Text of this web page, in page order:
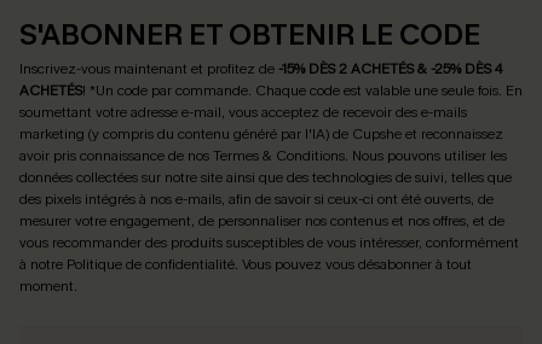
S'ABONNER ET OBTENIR LE CODE
Inscrivez-vous maintenant et profitez de -15% DÈS 2 ACHETÉS & -25% DÈS 4
ACHETÉS! *Un code par commande. Chaque code est valable une seule fois. En
soumettant votre adresse e-mail, vous acceptez de recevoir des e-mails
marketing (y compris du contenu généré par l'IA) de Cupshe et reconnaissez
avoir pris connaissance de nosTermes & Conditions. Nous pouvons utiliser les
données collectées sur notre site ainsi que des technologies de suivi, telles que
des pixels intégrés à nos e-mails, afin de savoir si ceux-ci ont été ouverts, de
mesurer votre engagement, de personnaliser nos contenus et nos offres, et de
vous recommander des produits susceptibles de vous intéresser, conformément
à notre Politique de confidentialité. Vous pouvez vous désabonner à tout
moment.